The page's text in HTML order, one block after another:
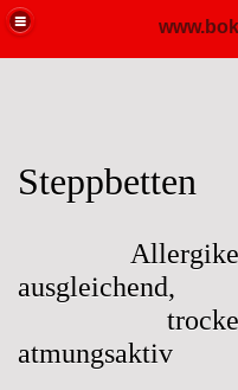
Steppbetten
Allergiker
ausgleichend,
trockenes
atmungsaktiv